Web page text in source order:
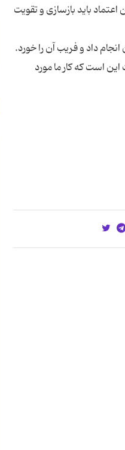
باید بازسازی و تقویت
داد و فریب آن را خورد.
است که کار ما مورد